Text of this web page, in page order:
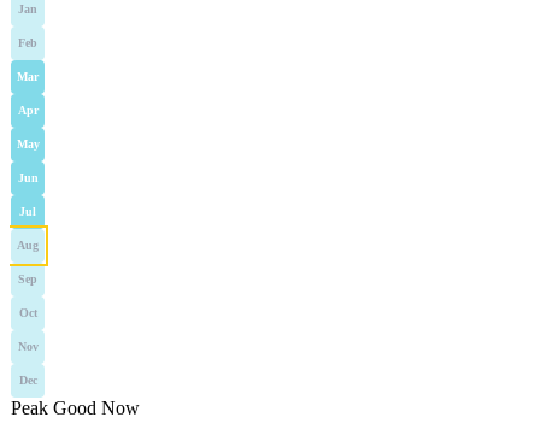
Jan
Feb
Mar
Apr
May
Jun
Jul
Aug
Sep
Oct
Nov
Dec
Peak Good Now